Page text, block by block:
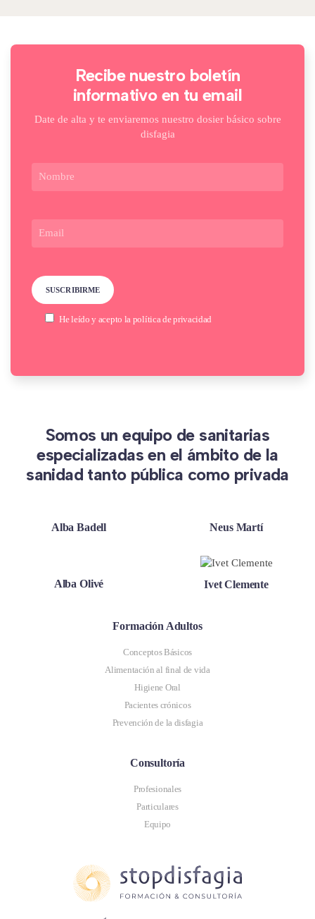
Recibe nuestro boletín
informativo en tu email
Date de alta y te enviaremos nuestro dosier básico sobre
disfagia
He leído y acepto la política de privacidad
Somos un equipo de sanitarias
especializadas en el ámbito de la
sanidad tanto pública como privada
Alba Badell Neus Martí
Alba Olivé Ivet Clemente
Formación Adultos
Conceptos Básicos
Alimentación al final de vida
Higiene Oral
Pacientes crónicos
Prevención de la disfagia
Consultoría
Profesionales
Particulares
Equipo